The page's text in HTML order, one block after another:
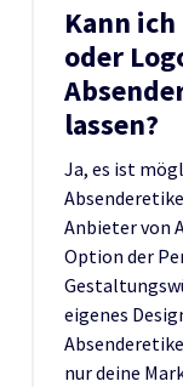
Kann
oder
lassen?
Ja, es ist
Anbieter von
Option der
eigenes
nur deine